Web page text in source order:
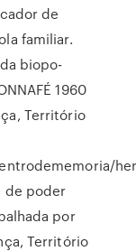
de
familiar.
biopo-
1960
Território
de poder
por
Território